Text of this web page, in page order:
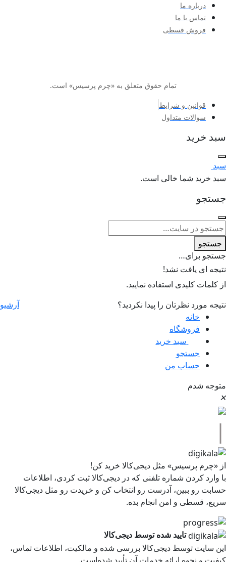
درباره ما
تماس با ما
فروش قسطی
تمام حقوق متعلق به «چرم پرسیس» است.
قوانین و شرایط
سوالات متداول
سبد خرید
سبد
سبد خرید شما خالی است.
جستجو
جستجو
جستجو برای…
نتیجه ای یافت نشد!
از کلمات کلیدی استفاده نمایید.
نتیجه مورد نظرتان را پیدا نکردید؟
آرشیو
خانه
فروشگاه
سبد خرید
جستجو
حساب من
متوجه شدم
✕
|
از «چرم پرسیس» مثل دیجی‌کالا خرید کن!
با وارد کردن شماره تلفنی که در دیجی‌کالا ثبت کردی، اطلاعات
حسابت رو ببین، آدرست رو انتخاب کن و خریدت رو مثل دیجی‌کالا
سریع، قسطی و امن انجام بده.
تایید شده توسط دیجی‌کالا
این سایت توسط دیجی‌کالا بررسی شده و مالکیت، اطلاعات تماس،